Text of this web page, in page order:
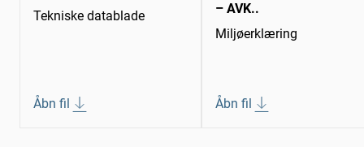
Tekniske datablade
Åbn fil
– AVK..
Miljøerklæring
Åbn fil